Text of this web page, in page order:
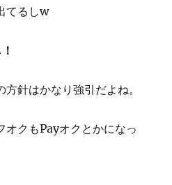
てるしw
針はかなり強引だよね。
オクもPayオクとかになっ